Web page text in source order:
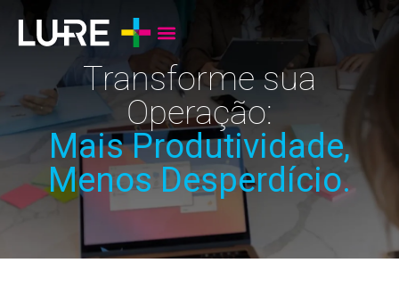
Transforme sua
Operação:
Mais Produtividade,
Menos Desperdício.